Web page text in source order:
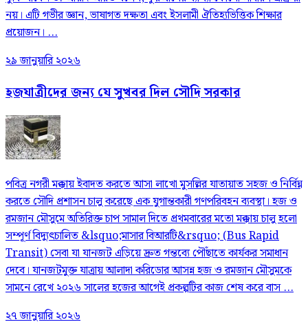
নয়। এটি গভীর জ্ঞান, ভাষাগত দক্ষতা এবং ইসলামী ঐতিহ্যভিত্তিক শিক্ষার
প্রয়োজন। ...
২৯ জানুয়ারি ২০২৬
হজযাত্রীদের জন্য যে সুখবর দিল সৌদি সরকার
পবিত্র নগরী মক্কায় ইবাদত করতে আসা লাখো মুসল্লির যাতায়াত সহজ ও নির্বিঘ্ন
করতে সৌদি প্রশাসন চালু করেছে এক যুগান্তকারী গণপরিবহন ব্যবস্থা। হজ ও
রমজান মৌসুমে অতিরিক্ত চাপ সামাল দিতে প্রথমবারের মতো মক্কায় চালু হলো
সম্পূর্ণ বিদ্যুৎচালিত &lsquo;মাসার বিআরটি&rsquo; (Bus Rapid
Transit) সেবা যা যানজট এড়িয়ে দ্রুত গন্তব্যে পৌঁছাতে কার্যকর সমাধান
দেবে। যানজটমুক্ত যাত্রায় আলাদা করিডোর আসন্ন হজ ও রমজান মৌসুমকে
সামনে রেখে ২০২৬ সালের হজের আগেই প্রকল্পটির কাজ শেষ করে বাস ...
২৭ জানুয়ারি ২০২৬